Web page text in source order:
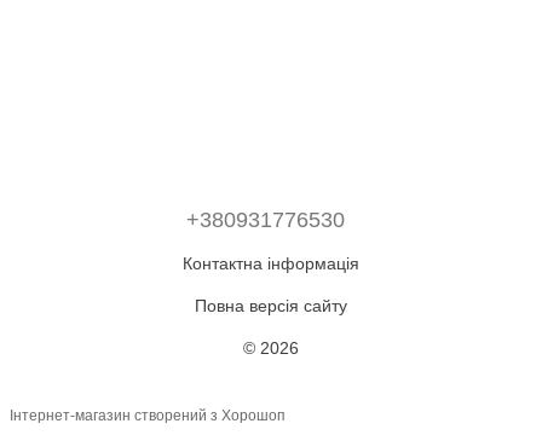
+380931776530
Контактна інформація
Повна версія сайту
© 2026
Інтернет-магазин створений з Хорошоп